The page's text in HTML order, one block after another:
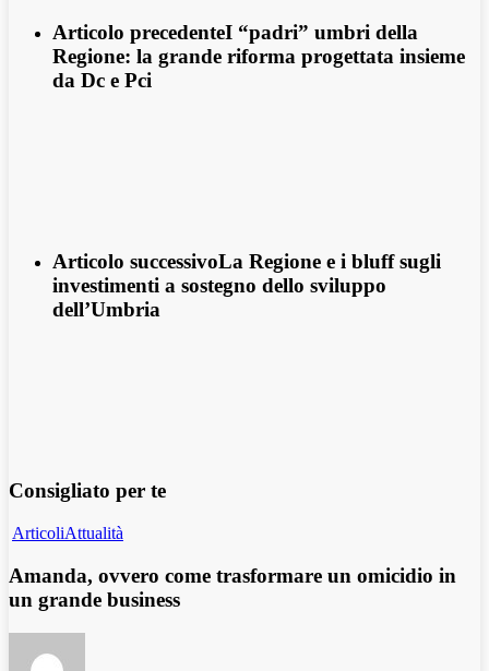
Articolo precedenteI “padri” umbri della
Regione: la grande riforma progettata insieme
da Dc e Pci
Articolo successivoLa Regione e i bluff sugli
investimenti a sostegno dello sviluppo
dell’Umbria
Consigliato per te
ArticoliAttualità
Amanda, ovvero come trasformare un omicidio in
un grande business